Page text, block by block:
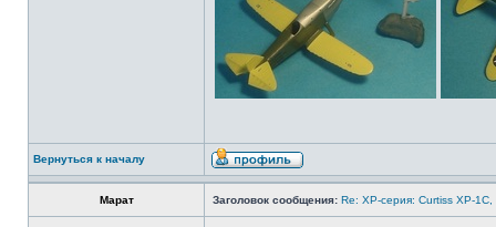
Вернуться к началу
Марат Заголовок сообщения: Re: ХP-серия: Curtiss XP-